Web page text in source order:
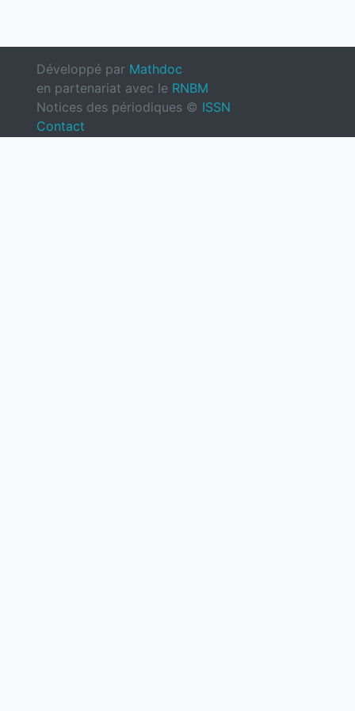
Développé par Mathdoc
en partenariat avec le RNBM
Notices des périodiques © ISSN
Contact